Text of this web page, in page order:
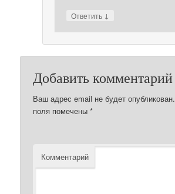
Ответить ↓
Добавить комментарий
Ваш адрес email не будет опубликован.
поля помечены*
Комментарий